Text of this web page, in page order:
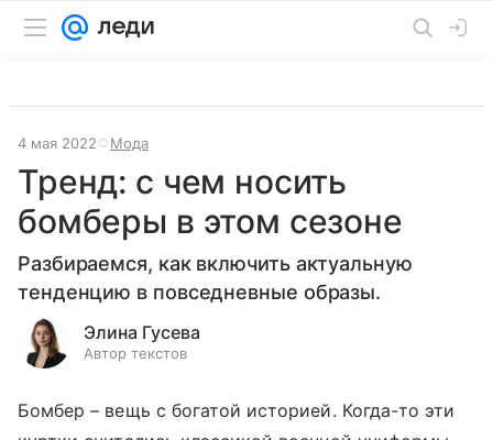
4 мая 2022 Мода
Тренд: с чем носить
бомберы в этом сезоне
Разбираемся, как включить актуальную
тенденцию в повседневные образы.
Элина Гусева
Автор текстов
Бомбер – вещь с богатой историей. Когда-то эти